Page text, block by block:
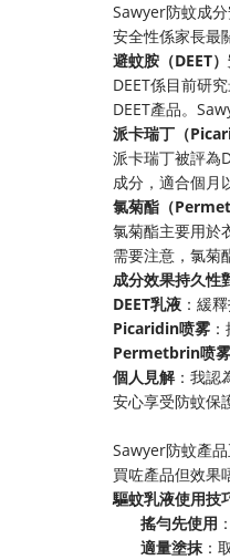
Sawyer防蚊成
安全性係家長最
避蚊胺（DEET
DEET係目前研
DEET產品。
派卡瑞丁（
派卡瑞丁被評為
成分，適合個月
氯菊酯（
氯菊酯主要用於
需要注意，氯菊
成分效果持久性
​DEET乳液​ ：緩
​Picaridin喷雾​
​Permetbrin喷雾​
​個人見解​：我認
安心享受防蚊保
Sawyer防蚊產
買咗產品但效果
驅蚊乳液使用技
​搖勻先使用​
​適量塗抹​：